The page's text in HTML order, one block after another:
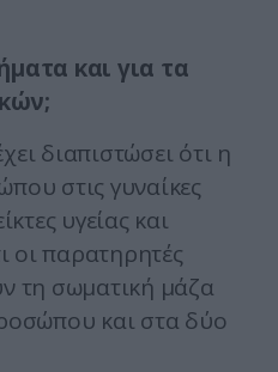
και για τα
διαπιστώσει ότι η
στις γυναίκες
υγείας και
οι παρατηρητές
τη σωματική μάζα
και στα δύο